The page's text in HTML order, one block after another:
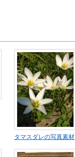
タマスダレの写真素材